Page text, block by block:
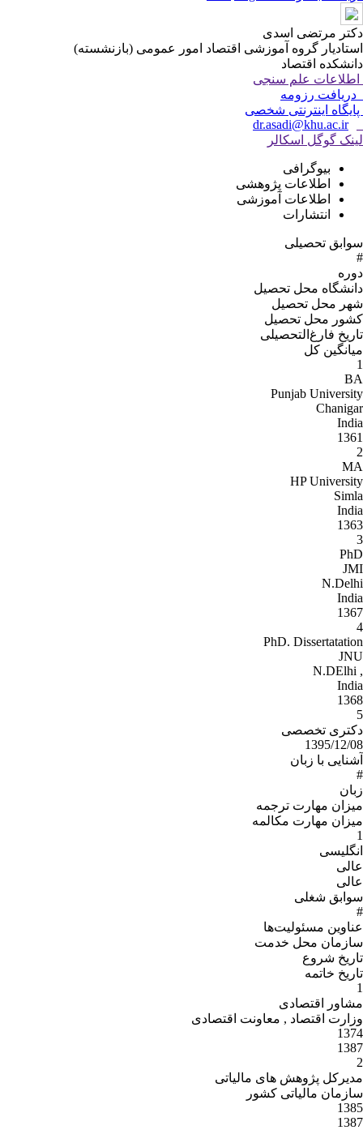
دکتر مرتضی اسدی
استادیار گروه آموزشی اقتصاد امور عمومی (بازنشسته)
دانشکده اقتصاد
اطلاعات علم سنجی
دریافت رزومه
پایگاه اینترنتی شخصی
dr.asadi@khu.ac.ir
لینک گوگل اسکالر
بیوگرافی
اطلاعات پژوهشی
اطلاعات آموزشی
انتشارات
سوابق تحصیلی
#
دوره
دانشگاه محل تحصیل
شهر محل تحصیل
کشور محل تحصیل
تاریخ فارغ‌التحصیلى
میانگین کل
1
BA
Punjab University
Chanigar
India
1361
2
MA
HP University
Simla
India
1363
3
PhD
JMI
N.Delhi
India
1367
4
PhD. Dissertatation
JNU
, N.DElhi
India
1368
5
دکتری تخصصی
1395/12/08
آشنایی با زبان
#
زبان
میزان مهارت ترجمه
میزان مهارت مکالمه
1
انگلیسی
عالی
عالی
سوابق شغلی
#
عناوین مسئولیت‌ها
سازمان محل خدمت
تاریخ شروع
تاریخ خاتمه
1
مشاور اقتصادی
وزارت اقتصاد , معاونت اقتصادی
1374
1387
2
مدیرکل پژوهش های مالیاتی
سازمان مالیاتی کشور
1385
1387